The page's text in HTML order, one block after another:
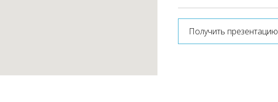
Получить презентацию